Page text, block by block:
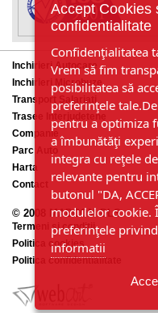
Inchirieri Autocare
Inchirieri Microbuze
Transport Salariati
Trasee Interjudetene
Companie
Parc Auto
Harta
Contact
© 2008 MADCOM DLS
Termeni si conditii
Politica cookies
Politica confidentialitate
Accept Cookies
confidentialitate
Confidenţialitatea
Vrem să fim
posibilitatea să
preferinţele
pentru a optimiza
a îmbunătăţi
integra cu reţele
relevante pentru
butonul "DA,
modulelor cookie.
preferinţele
informatii